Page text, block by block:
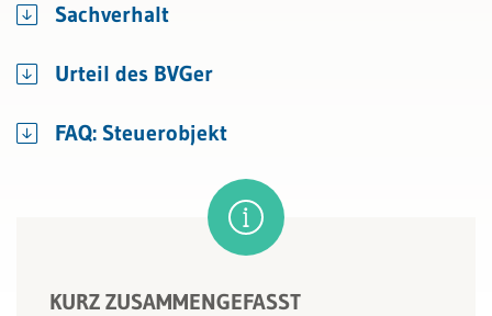
Sachverhalt
Urteil des BVGer
FAQ: Steuerobjekt
KURZ ZUSAMMENGEFASST